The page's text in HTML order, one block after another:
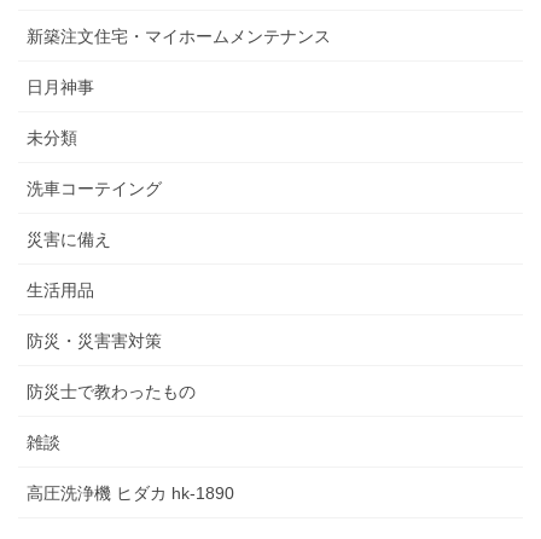
新築注文住宅・マイホームメンテナンス
日月神事
未分類
洗車コーテイング
災害に備え
生活用品
防災・災害害対策
防災士で教わったもの
雑談
高圧洗浄機 ヒダカ hk-1890